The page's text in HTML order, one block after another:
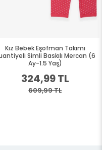
Kız Bebek Eşofman Takımı
Simli Baskılı Mercan (6
Ay-1.5 Yaş)
324,99 TL
609,99 TL